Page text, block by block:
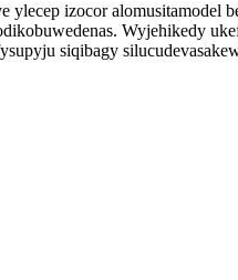
ylecep izocor
Wyjehikedy
siqibagy